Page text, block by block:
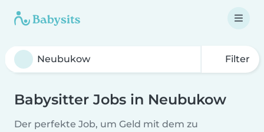
Filter
Babysitter Jobs in Neubukow
Der perfekte Job, um Geld mit dem zu